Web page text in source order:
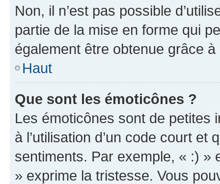
Non, il n’est pas possible
partie de la mise en forme qui
également être obtenue grâce à
Haut
Que sont les émoticônes ?
Les émoticônes sont de petites
à l’utilisation d’un code court et
sentiments. Par exemple, « :) »
» exprime la tristesse. Vous